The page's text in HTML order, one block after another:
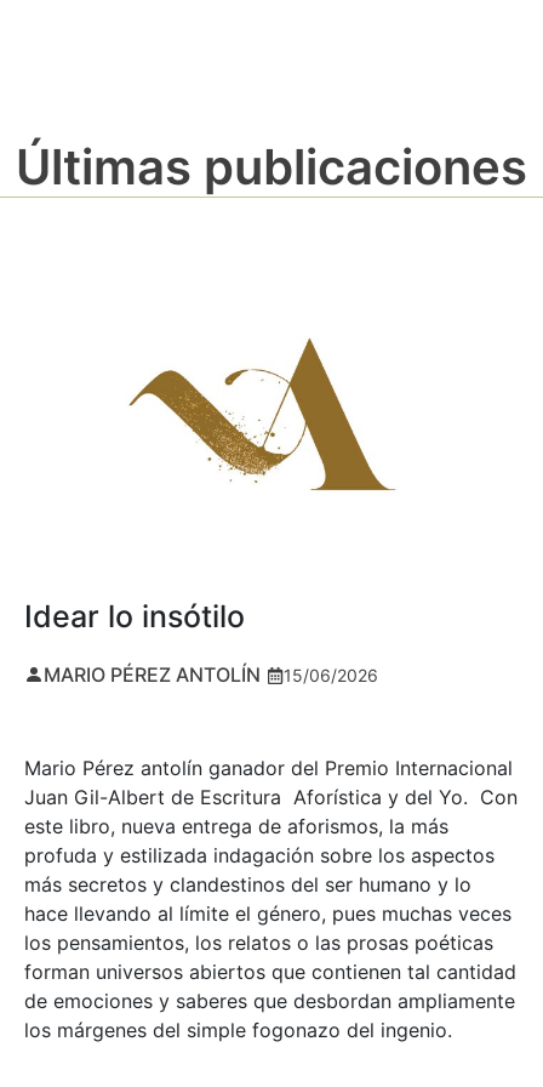
Últimas publicaciones
Idear lo insótilo
MARIO PÉREZ ANTOLÍN 15/06/2026
Mario Pérez antolín ganador del Premio Internacional
Juan Gil-Albert de Escritura Aforística y del Yo. Con
este libro, nueva entrega de aforismos, la más
profuda y estilizada indagación sobre los aspectos
más secretos y clandestinos del ser humano y lo
hace llevando al límite el género, pues muchas veces
los pensamientos, los relatos o las prosas poéticas
forman universos abiertos que contienen tal cantidad
de emociones y saberes que desbordan ampliamente
los márgenes del simple fogonazo del ingenio.